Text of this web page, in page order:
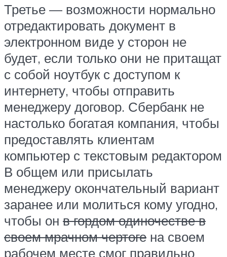
Третье — возможности нормально
отредактировать документ в
электронном виде у сторон не
будет, если только они не притащат
с собой ноутбук с доступом к
интернету, чтобы отправить
менеджеру договор. Сбербанк не
настолько богатая компания, чтобы
предоставлять клиентам
компьютер с текстовым редактором
В общем или присылать
менеджеру окончательный вариант
заранее или молиться кому угодно,
чтобы он в гордом одиночестве в
своем мрачном чертоге на своем
рабочем месте смог правильно